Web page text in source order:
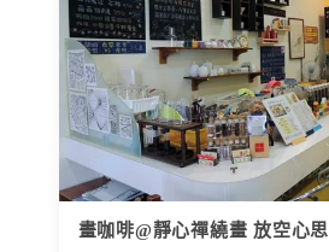
畫咖啡@靜心禪繞畫 放空心